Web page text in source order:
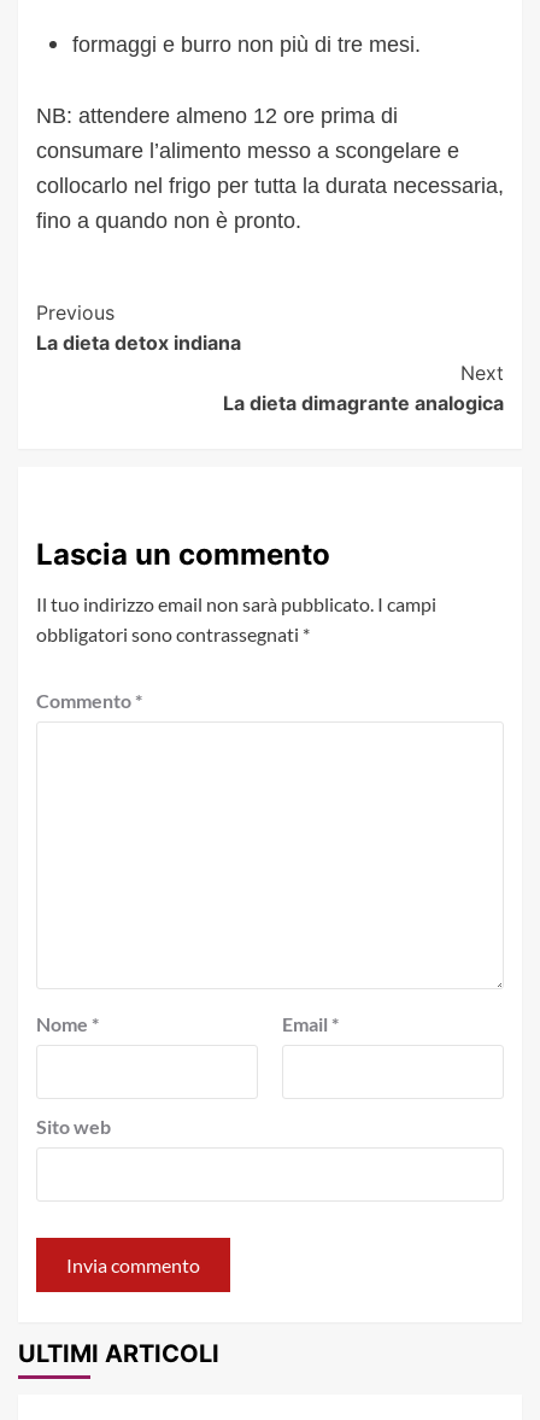
formaggi e burro non più di tre mesi.
NB: attendere almeno 12 ore prima di
consumare l’alimento messo a scongelare e
collocarlo nel frigo per tutta la durata necessaria,
fino a quando non è pronto.
Post
Navigation
Previous
La dieta detox indiana
Next
La dieta dimagrante analogica
Lascia un commento
Il tuo indirizzo email non sarà pubblicato. I campi
obbligatori sono contrassegnati *
Commento *
Nome * Email *
Sito web
ULTIMI ARTICOLI